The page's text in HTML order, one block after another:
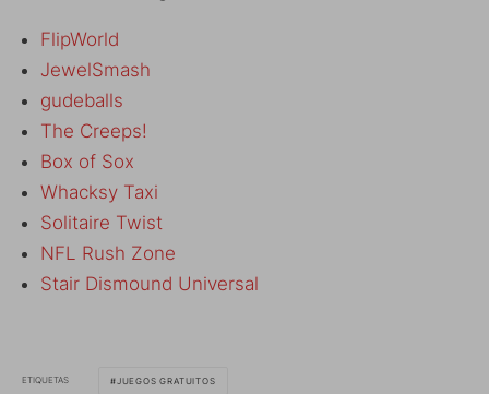
FlipWorld
JewelSmash
gudeballs
The Creeps!
Box of Sox
Whacksy Taxi
Solitaire Twist
NFL Rush Zone
Stair Dismound Universal
ETIQUETAS JUEGOS GRATUITOS